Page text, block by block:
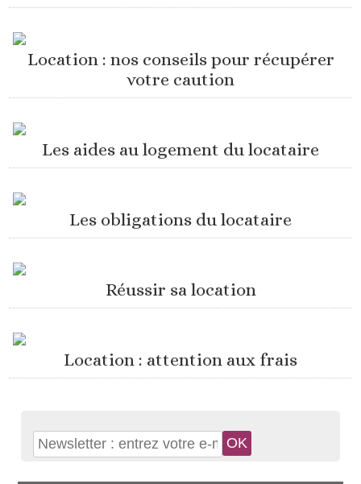
Location : nos conseils pour récupérer
votre caution
Les aides au logement du locataire
Les obligations du locataire
Réussir sa location
Location : attention aux frais